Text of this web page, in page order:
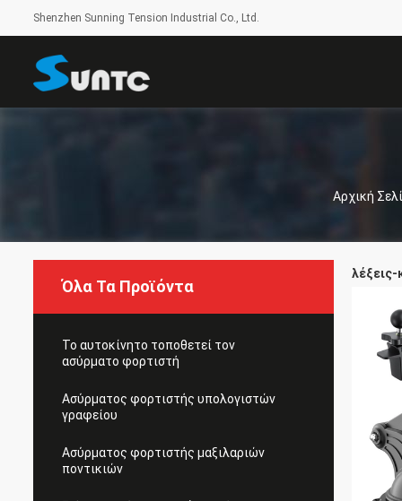
Shenzhen Sunning Tension Industrial Co., Ltd.
Αρχική
Όλα Τα Προϊόντα
Το αυτοκίνητο τοποθετεί τον
ασύρματο φορτιστή
Ασύρματος φορτιστής υπολογιστών
γραφείου
Ασύρματος φορτιστής μαξιλαριών
ποντικιών